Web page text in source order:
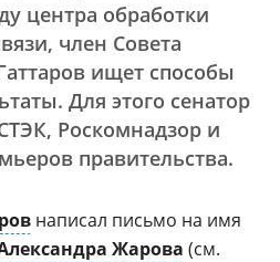
центра обработки
член Совета
ищет способы
Для этого сенатор
Роскомнадзор и
правительства.
написал письмо на имя
Жарова (см.